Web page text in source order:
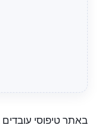
באתר טיפוסי